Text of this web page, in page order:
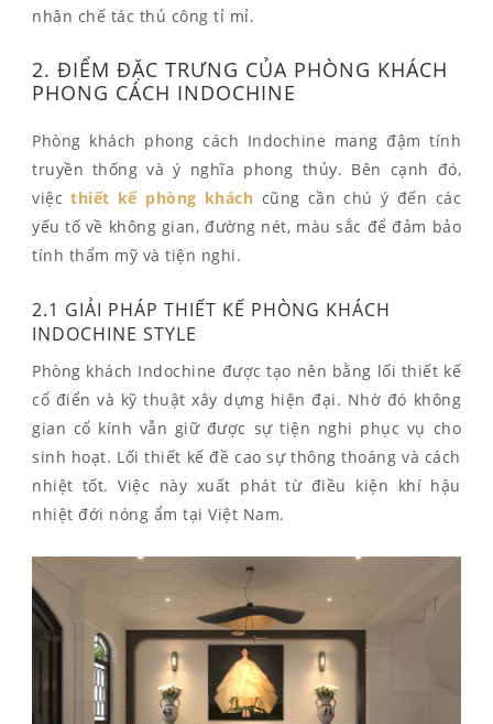
nhân chế tác thủ công tỉ mỉ.
2. ĐIỂM ĐẶC TRƯNG CỦA PHÒNG KHÁCH
PHONG CÁCH INDOCHINE
Phòng khách phong cách Indochine mang đậm tính
truyền thống và ý nghĩa phong thủy. Bên cạnh đó,
việcthiết kế phòng khách cũng cần chú ý đến các
yếu tố về không gian, đường nét, màu sắc để đảm bảo
tính thẩm mỹ và tiện nghi.
2.1 GIẢI PHÁP THIẾT KẾ PHÒNG KHÁCH
INDOCHINE STYLE
Phòng khách Indochine được tạo nên bằng lối thiết kế
cổ điển và kỹ thuật xây dựng hiện đại. Nhờ đó không
gian cổ kính vẫn giữ được sự tiện nghi phục vụ cho
sinh hoạt. Lối thiết kế đề cao sự thông thoáng và cách
nhiệt tốt. Việc này xuất phát từ điều kiện khí hậu
nhiệt đới nóng ẩm tại Việt Nam.